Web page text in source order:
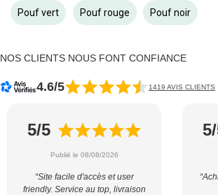
Pouf vert Pouf rouge Pouf noir
NOS CLIENTS NOUS FONT CONFIANCE
4.6/5 1419 AVIS CLIENTS
5/5
Publié le 08/08/2026
“Site facile d'accès et user
friendly. Service au top, livraison